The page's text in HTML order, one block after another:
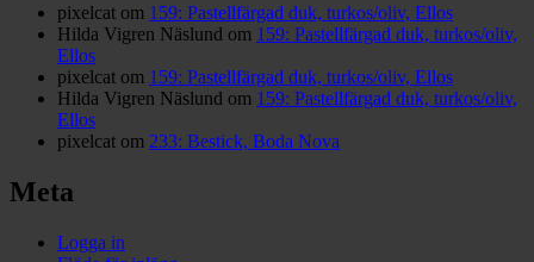
pixelcat om 159: Pastellfärgad duk, turkos/oliv, Ellos
Hilda Vigren Näslund om 159: Pastellfärgad duk, turkos/oliv,
Ellos
pixelcat om 159: Pastellfärgad duk, turkos/oliv, Ellos
Hilda Vigren Näslund om 159: Pastellfärgad duk, turkos/oliv,
Ellos
pixelcat om 233: Bestick, Boda Nova
Meta
Logga in